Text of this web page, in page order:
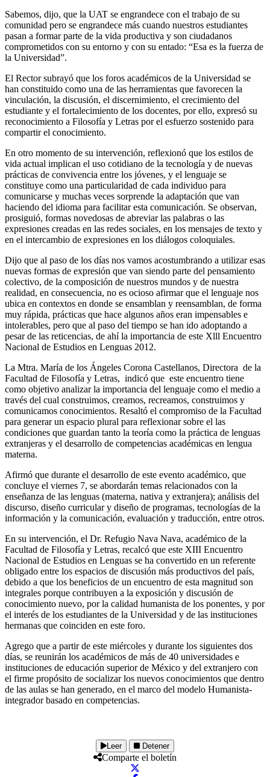
Sabemos, dijo, que la UAT se engrandece con el trabajo de su
comunidad pero se engrandece más cuando nuestros estudiantes
pasan a formar parte de la vida productiva y son ciudadanos
comprometidos con su entorno y con su entado: “Esa es la fuerza de
la Universidad”.
El Rector subrayó que los foros académicos de la Universidad se
han constituido como una de las herramientas que favorecen la
vinculación, la discusión, el discernimiento, el crecimiento del
estudiante y el fortalecimiento de los docentes, por ello, expresó su
reconocimiento a Filosofía y Letras por el esfuerzo sostenido para
compartir el conocimiento.
En otro momento de su intervención, reflexionó que los estilos de
vida actual implican el uso cotidiano de la tecnología y de nuevas
prácticas de convivencia entre los jóvenes, y el lenguaje se
constituye como una particularidad de cada individuo para
comunicarse y muchas veces sorprende la adaptación que van
haciendo del idioma para facilitar esta comunicación. Se observan,
prosiguió, formas novedosas de abreviar las palabras o las
expresiones creadas en las redes sociales, en los mensajes de texto y
en el intercambio de expresiones en los diálogos coloquiales.
Dijo que al paso de los días nos vamos acostumbrando a utilizar esas
nuevas formas de expresión que van siendo parte del pensamiento
colectivo, de la composición de nuestros mundos y de nuestra
realidad, en consecuencia, no es ocioso afirmar que el lenguaje nos
ubica en contextos en donde se ensamblan y reensamblan, de forma
muy rápida, prácticas que hace algunos años eran impensables e
intolerables, pero que al paso del tiempo se han ido adoptando a
pesar de las reticencias, de ahí la importancia de este Xlll Encuentro
Nacional de Estudios en Lenguas 2012.
La Mtra. María de los Ángeles Corona Castellanos, Directora de la
Facultad de Filosofía y Letras, indicó que este encuentro tiene
como objetivo analizar la importancia del lenguaje como el medio a
través del cual construimos, creamos, recreamos, construimos y
comunicamos conocimientos. Resaltó el compromiso de la Facultad
para generar un espacio plural para reflexionar sobre el las
condiciones que guardan tanto la teoría como la práctica de lenguas
extranjeras y el desarrollo de competencias académicas en lengua
materna.
Afirmó que durante el desarrollo de este evento académico, que
concluye el viernes 7, se abordarán temas relacionados con la
enseñanza de las lenguas (materna, nativa y extranjera); análisis del
discurso, diseño curricular y diseño de programas, tecnologías de la
información y la comunicación, evaluación y traducción, entre otros.
En su intervención, el Dr. Refugio Nava Nava, académico de la
Facultad de Filosofía y Letras, recalcó que este XIII Encuentro
Nacional de Estudios en Lenguas se ha convertido en un referente
obligado entre los espacios de discusión más productivos del país,
debido a que los beneficios de un encuentro de esta magnitud son
integrales porque contribuyen a la exposición y discusión de
conocimiento nuevo, por la calidad humanista de los ponentes, y por
el interés de los estudiantes de la Universidad y de las instituciones
hermanas que coinciden en este foro.
Agrego que a partir de este miércoles y durante los siguientes dos
días, se reunirán los académicos de más de 40 universidades e
instituciones de educación superior de México y del extranjero con
el firme propósito de socializar los nuevos conocimientos que dentro
de las aulas se han generado, en el marco del modelo Humanista-
integrador basado en competencias.
Leer Detener
Comparte el boletín